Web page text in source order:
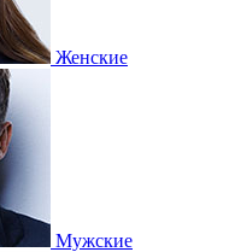
Женские
Мужские